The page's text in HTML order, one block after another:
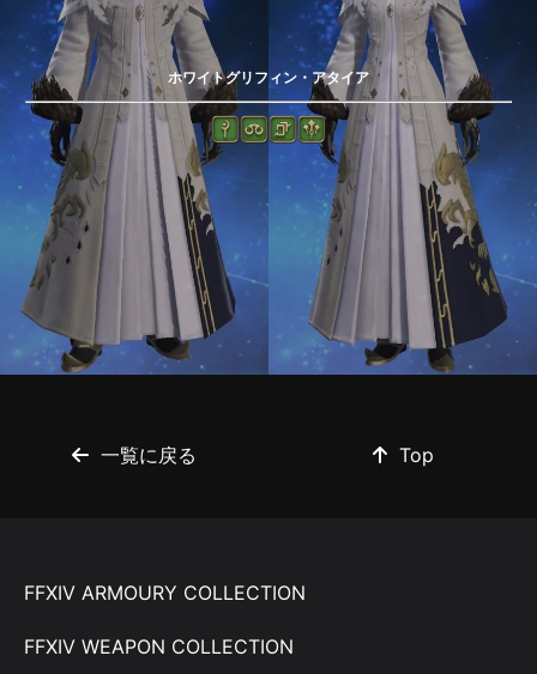
ホワイトグリフィン・アタイア
一覧に戻る Top
FFXIV ARMOURY COLLECTION
FFXIV WEAPON COLLECTION